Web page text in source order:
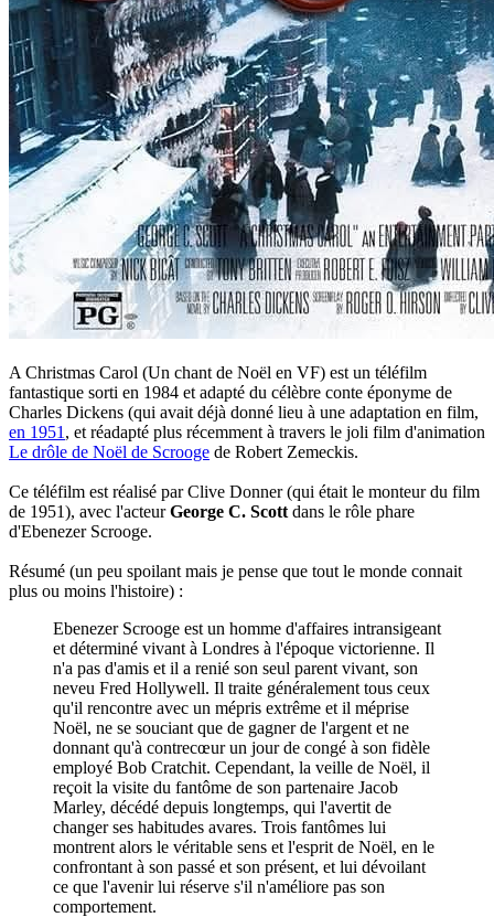
A Christmas Carol (Un chant de Noël en VF) est un téléfilm
fantastique sorti en 1984 et adapté du célèbre conte éponyme de
Charles Dickens (qui avait déjà donné lieu à une adaptation en film,
en 1951 , et réadapté plus récemment à travers le joli film d'animation
Le drôle de Noël de Scrooge de Robert Zemeckis.
Ce téléfilm est réalisé par Clive Donner (qui était le monteur du film
de 1951), avec l'acteurGeorge C. Scott dans le rôle phare
d'Ebenezer Scrooge.
Résumé (un peu spoilant mais je pense que tout le monde connait
plus ou moins l'histoire) :
Ebenezer Scrooge est un homme d'affaires intransigeant
et déterminé vivant à Londres à l'époque victorienne. Il
n'a pas d'amis et il a renié son seul parent vivant, son
neveu Fred Hollywell. Il traite généralement tous ceux
qu'il rencontre avec un mépris extrême et il méprise
Noël, ne se souciant que de gagner de l'argent et ne
donnant qu'à contrecœur un jour de congé à son fidèle
employé Bob Cratchit. Cependant, la veille de Noël, il
reçoit la visite du fantôme de son partenaire Jacob
Marley, décédé depuis longtemps, qui l'avertit de
changer ses habitudes avares. Trois fantômes lui
montrent alors le véritable sens et l'esprit de Noël, en le
confrontant à son passé et son présent, et lui dévoilant
ce que l'avenir lui réserve s'il n'améliore pas son
comportement.